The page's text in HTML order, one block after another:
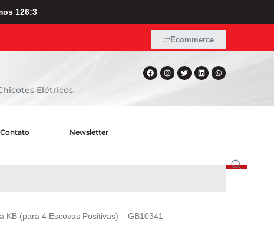
126:3
Ecommerce
Elétricos.
Contato Newsletter
KB (para 4 Escovas Positivas) – GB10341